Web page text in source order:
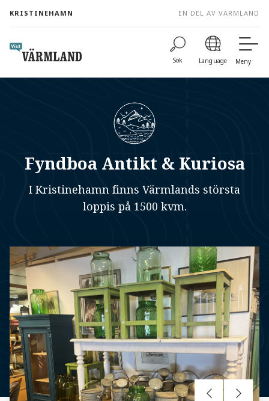
content
KRISTINEHAMN EN DEL AV VÄRMLAND
Sök Language Meny
Fyndboa Antikt & Kuriosa
I Kristinehamn finns Värmlands största
loppis på 1500 kvm.